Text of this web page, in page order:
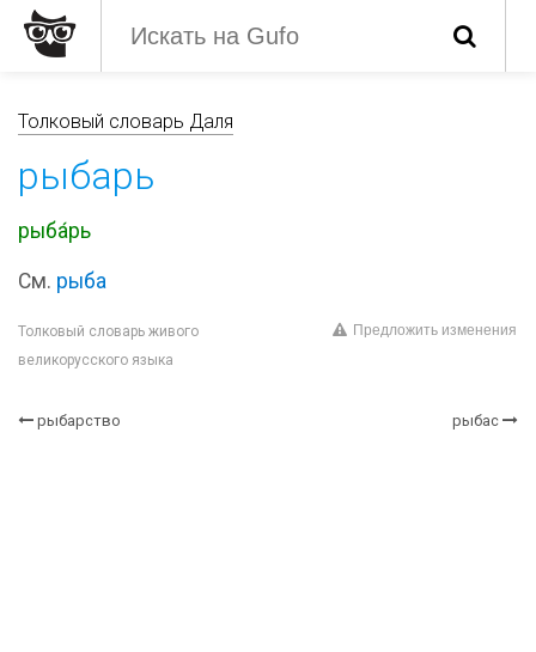
Толковый словарь Даля
рыбарь
рыба́рь
См. рыба
Толковый словарь живого
великорусского языка
Предложить изменения
рыбарство рыбас